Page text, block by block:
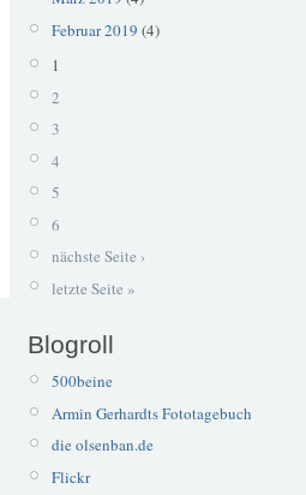
Februar 2019 (4)
1
2
3
4
5
6
nächste Seite ›
letzte Seite »
Blogroll
500beine
Armin Gerhardts Fototagebuch
die olsenban.de
Flickr